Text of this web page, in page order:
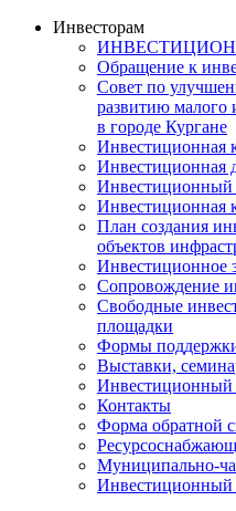
Инвесторам
Обращение к
Совет по
развитию малого
в городе Кургане
Инвестиционная
Инвестиционная
Инвестиционный
Инвестиционная
План создания
объектов
Инвестиционное
Сопровождение
Свободные
площадки
Формы
Выставки,
Инвестиционный
Контакты
Форма обратной
Муниципально-
Инвестиционный